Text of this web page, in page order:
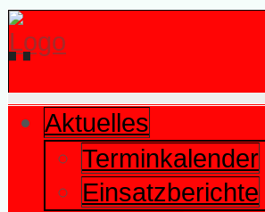
Aktuelles
Terminkalender
Einsatzberichte